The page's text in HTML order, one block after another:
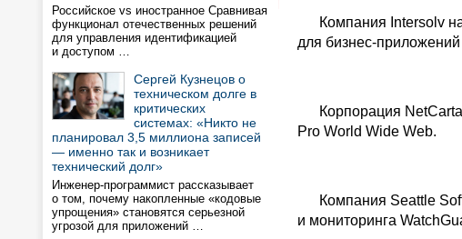
Российское vs иностранное Сравнивая
функционал отечественных решений
для управления идентификацией
и доступом …
Сергей Кузнецов о
техническом долге в
критических
системах: «Никто не
планировал 3,5 миллиона записей
— именно так и возникает
технический долг»
Инженер-программист рассказывает
о том, почему накопленные «кодовые
упрощения» становятся серьезной
угрозой для приложений …
Компания Intersolv
для бизнес-
Корпорация NetCarta
Pro World Wide Web.
Компания Seattle
и мониторинга